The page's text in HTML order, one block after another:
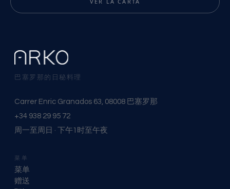
巴塞罗那的日秘料理
Carrer Enric Granados 63, 08008 巴塞罗那
+34 938 29 95 72
周一至周日 · 下午1时至午夜
菜单
菜单
赠送